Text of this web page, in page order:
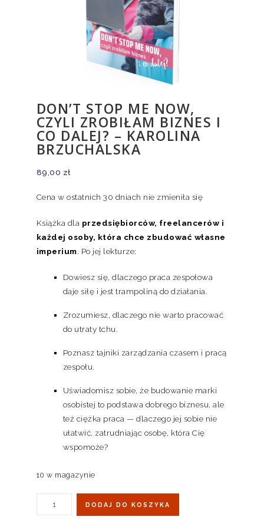
DON’T STOP ME NOW,
CZYLI ZROBIŁAM BIZNES I
CO DALEJ? – KAROLINA
BRZUCHALSKA
89,00 zł
Cena w ostatnich 30 dniach nie zmieniła się
Książka dla przedsiębiorców, freelancerów i
każdej osoby, która chce zbudować własne
imperium. Po jej lekturze:
Dowiesz się, dlaczego praca zespołowa
daje siłę i jest trampoliną do działania.
Zrozumiesz, dlaczego nie warto pracować
do utraty tchu.
Poznasz tajniki zarządzania czasem i pracą
zespołu.
Uświadomisz sobie, że budowanie marki
osobistej to podstawa dobrego biznesu, ale
też ciężka praca — dlaczego jej sobie nie
ułatwić, zatrudniając osobę, która Cię
wspomoże?
10 w magazynie
DODAJ DO KOSZYKA